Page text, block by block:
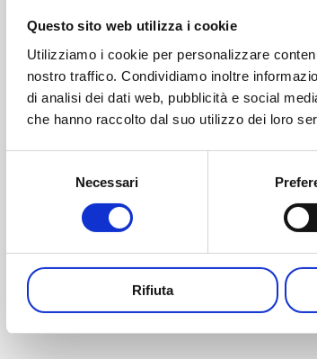
Questo sito web utilizza i cookie
Utilizziamo i cookie per personalizzare
nostro traffico. Condividiamo inoltre
di analisi dei dati web, pubblicità e social
che hanno raccolto dal suo utilizzo dei loro
Necessari
Rifiuta